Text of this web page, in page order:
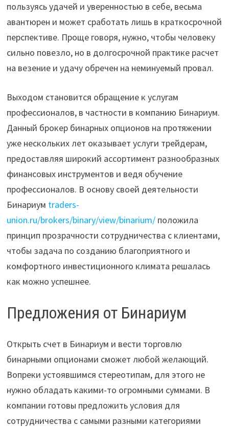
пользуясь удачей и уверенностью в себе, весьма
авантюрен и может сработать лишь в краткосрочной
перспективе. Проще говоря, нужно, чтобы человеку
сильно повезло, но в долгосрочной практике расчет
на везение и удачу обречен на неминуемый провал.
Выходом становится обращение к услугам
профессионалов, в частности в компанию Бинариум.
Данный брокер бинарных опционов на протяжении
уже нескольких лет оказывает услуги трейдерам,
предоставляя широкий ассортимент разнообразных
финансовых инструментов и ведя обучение
профессионалов. В основу своей деятельности
Бинариум traders-
union.ru/brokers/binary/view/binarium/положила
принцип прозрачности сотрудничества с клиентами,
чтобы задача по созданию благоприятного и
комфортного инвестиционного климата решалась
как можно успешнее.
Предложения от Бинариум
Открыть счет в Бинариум и вести торговлю
бинарными опционами сможет любой желающий.
Вопреки устоявшимся стереотипам, для этого не
нужно обладать какими-то огромными суммами. В
компании готовы предложить условия для
сотрудничества с самыми разными категориями